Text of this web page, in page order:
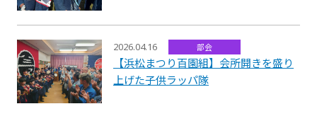
2026.04.16 部会
【浜松まつり百園組】会所開きを盛り
上げた子供ラッパ隊